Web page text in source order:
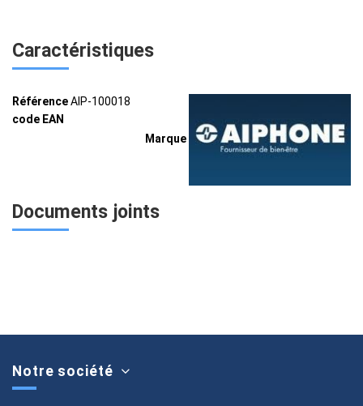
Caractéristiques
Marque
RéférenceAIP-100018
code EAN
Documents joints
Notre société